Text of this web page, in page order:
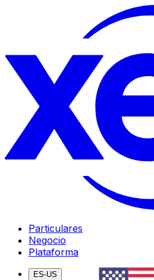
Particulares
Negocio
Plataforma
ES-US